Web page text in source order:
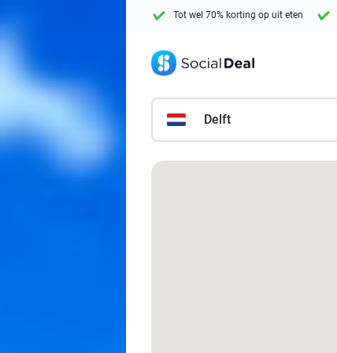
Tot wel 70% korting op uit eten
Delft